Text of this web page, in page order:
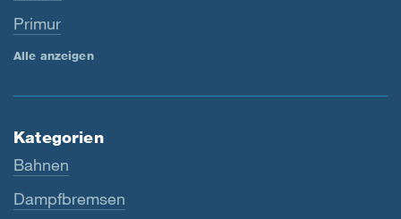
Primur
Alle anzeigen
Kategorien
Bahnen
Dampfbremsen